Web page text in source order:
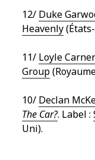
12/ Duke
Heavenly
11/ Loyle Carner
Group
10/ Declan
The Car?. Label :
Uni).